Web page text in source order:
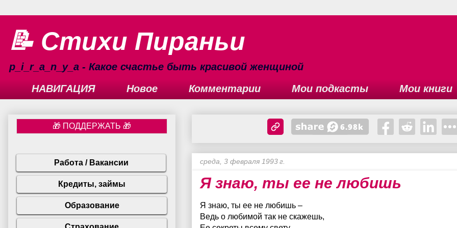
📝 Стихи Пираньи
p_i_r_a_n_y_a - Какое счастье быть красивой женщиной
НАВИГАЦИЯ
Новое Комментарии Мои подкасты Мои книги
среда, 3 февраля 1993 г.
Я знаю, ты ее не любишь
Я знаю, ты ее не любишь –
Ведь о любимой так не скажешь,